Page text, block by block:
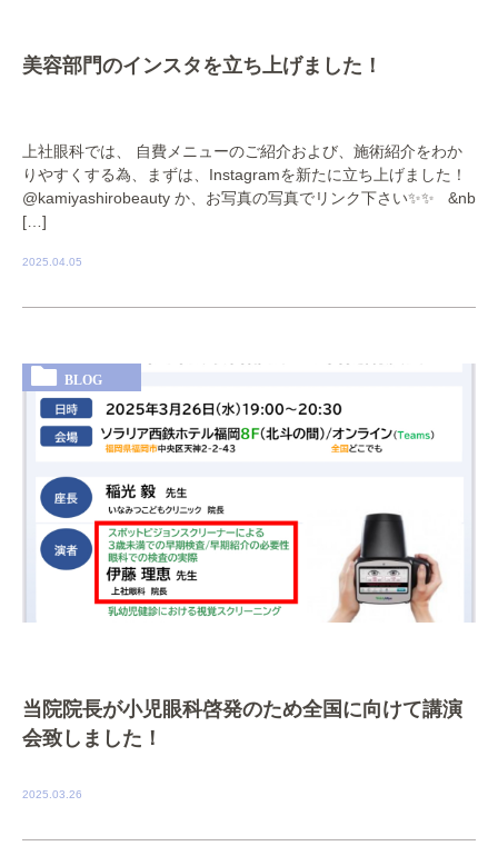
美容部門のインスタを立ち上げました！
上社眼科では、 自費メニューのご紹介および、施術紹介をわか
りやすくする為、まずは、Instagramを新たに立ち上げました！
@kamiyashirobeauty か、お写真の写真でリンク下さい✨✨ &nb
[…]
2025.04.05
BLOG
当院院長が小児眼科啓発のため全国に向けて講演
会致しました！
2025.03.26